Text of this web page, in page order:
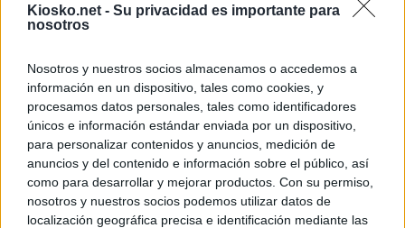
Kiosko.net - Su privacidad es importante para
nosotros
Nosotros y nuestros socios almacenamos o accedemos a
información en un dispositivo, tales como cookies, y
procesamos datos personales, tales como identificadores
únicos e información estándar enviada por un dispositivo,
para personalizar contenidos y anuncios, medición de
anuncios y del contenido e información sobre el público, así
como para desarrollar y mejorar productos. Con su permiso,
nosotros y nuestros socios podemos utilizar datos de
localización geográfica precisa e identificación mediante las